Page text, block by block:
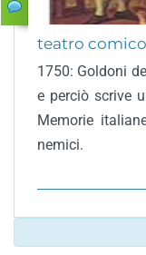
teatro
1750: Goldoni
e perciò scrive
Memorie
nemici.